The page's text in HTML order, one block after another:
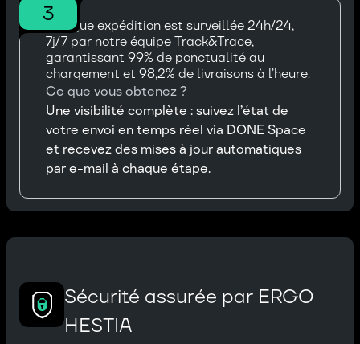
3
Chaque expédition est surveillée 24h/24,
7j/7 par notre équipe Track&Trace,
garantissant 99% de ponctualité au
chargement et 98,2% de livraisons à l’heure.
Ce que vous obtenez ?
Une visibilité complète : suivez l’état de
votre envoi en temps réel via DONE Space
et recevez des mises à jour automatiques
par e-mail à chaque étape.
Sécurité assurée par ERGO
HESTIA